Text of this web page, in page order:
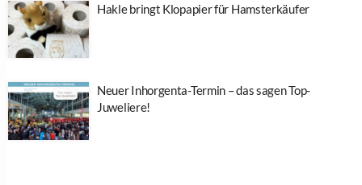
Hakle bringt Klopapier für Hamsterkäufer
Neuer Inhorgenta-Termin – das sagen Top-
Juweliere!